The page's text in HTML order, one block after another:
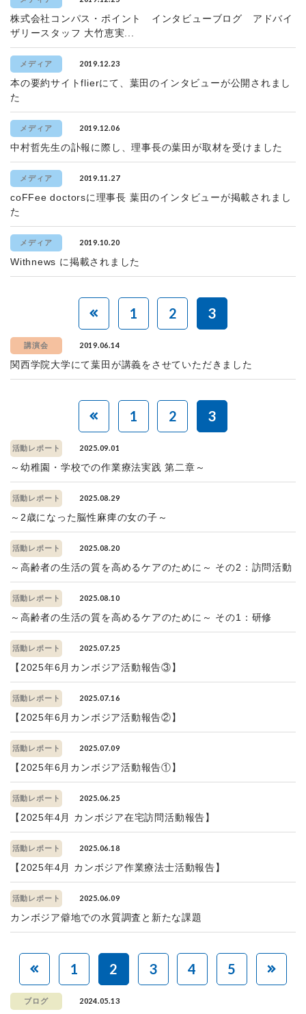
株式会社コンパス・ポイント インタビューブログ アドバイ
ザリースタッフ 大竹恵実...
メディア 2019.12.23
本の要約サイトflierにて、葉田のインタビューが公開されまし
た
メディア 2019.12.06
中村哲先生の訃報に際し、理事長の葉田が取材を受けました
メディア 2019.11.27
coFFee doctorsに理事長 葉田のインタビューが掲載されまし
た
メディア 2019.10.20
Withnews に掲載されました
1 2 3
講演会 2019.06.14
関西学院大学にて葉田が講義をさせていただきました
1 2 3
活動レポート 2025.09.01
～幼稚園・学校での作業療法実践 第二章～
活動レポート 2025.08.29
～2歳になった脳性麻痺の女の子～
活動レポート 2025.08.20
～高齢者の生活の質を高めるケアのために～ その2：訪問活動
活動レポート 2025.08.10
～高齢者の生活の質を高めるケアのために～ その1：研修
活動レポート 2025.07.25
【2025年6月カンボジア活動報告③】
活動レポート 2025.07.16
【2025年6月カンボジア活動報告②】
活動レポート 2025.07.09
【2025年6月カンボジア活動報告①】
活動レポート 2025.06.25
【2025年4月 カンボジア在宅訪問活動報告】
活動レポート 2025.06.18
【2025年4月 カンボジア作業療法士活動報告】
活動レポート 2025.06.09
カンボジア僻地での水質調査と新たな課題
1 2 3 4 5
ブログ 2024.05.13